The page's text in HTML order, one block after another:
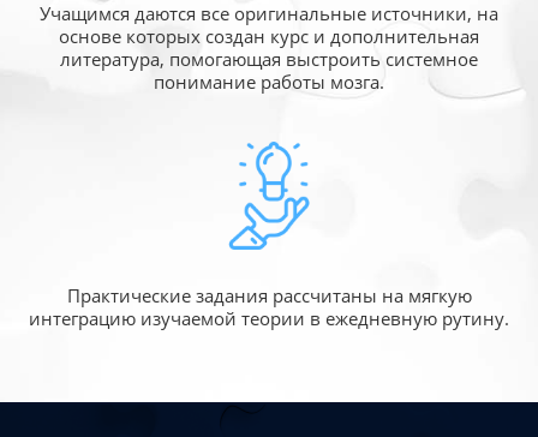
Учащимся даются все оригинальные источники, на
основе которых создан курс и дополнительная
литература, помогающая выстроить системное
понимание работы мозга.
Практические задания рассчитаны на мягкую
интеграцию изучаемой теории в ежедневную рутину.